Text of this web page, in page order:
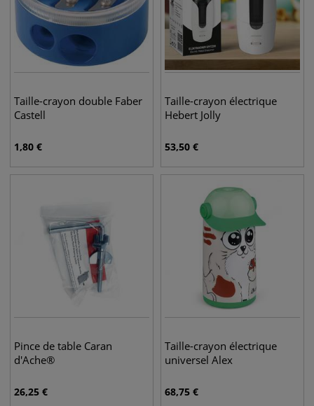
Taille-crayon double Faber
Castell
1,80 €
Taille-crayon électrique
Hebert Jolly
53,50 €
Pince de table Caran
d'Ache®
26,25 €
Taille-crayon électrique
universel Alex
68,75 €